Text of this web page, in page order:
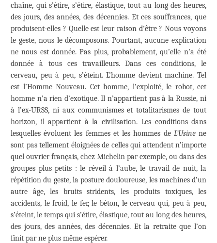
chaîne, qui s’étire, s’étire, élastique, tout au long des heures,
des jours, des années, des décennies. Et ces souffrances, que
produisent-elles ? Quelle est leur raison d’être ? Nous voyons
le geste, nous le décomposons. Pourtant, aucune explication
ne nous est donnée. Pas plus, probablement, qu’elle n’a été
donnée à tous ces travailleurs. Dans ces conditions, le
cerveau, peu à peu, s’éteint. L’homme devient machine. Tel
est l’Homme Nouveau. Cet homme, l’exploité, le robot, cet
homme n’a rien d’exotique. Il n’appartient pas à la Russie, ni
à l’ex-URSS, ni aux communismes et totalitarismes de tout
horizon, il appartient à la civilisation. Les conditions dans
lesquelles évoluent les femmes et les hommes de L’Usinene
sont pas tellement éloignées de celles qui attendent n’importe
quel ouvrier français, chez Michelin par exemple, ou dans des
groupes plus petits : le réveil à l’aube, le travail de nuit, la
répétition du geste, la posture douloureuse, les machines d’un
autre âge, les bruits stridents, les produits toxiques, les
accidents, le froid, le fer, le béton, le cerveau qui, peu à peu,
s’éteint, le temps qui s’étire, élastique, tout au long des heures,
des jours, des années, des décennies. Et la retraite que l’on
finit par ne plus même espérer.